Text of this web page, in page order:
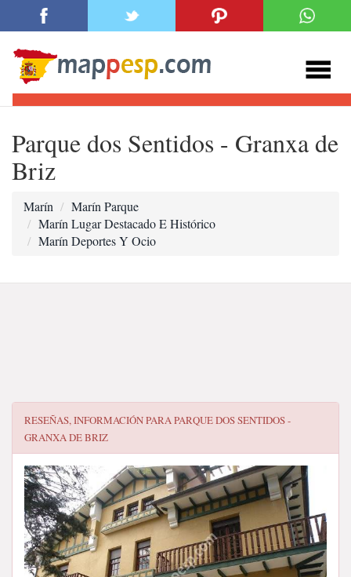
Parque dos Sentidos - Granxa de
Briz
Marín
Marín Parque
Marín Lugar Destacado E Histórico
Marín Deportes Y Ocio
RESEÑAS, INFORMACIÓN PARAPARQUE DOS SENTIDOS -
GRANXA DE BRIZ